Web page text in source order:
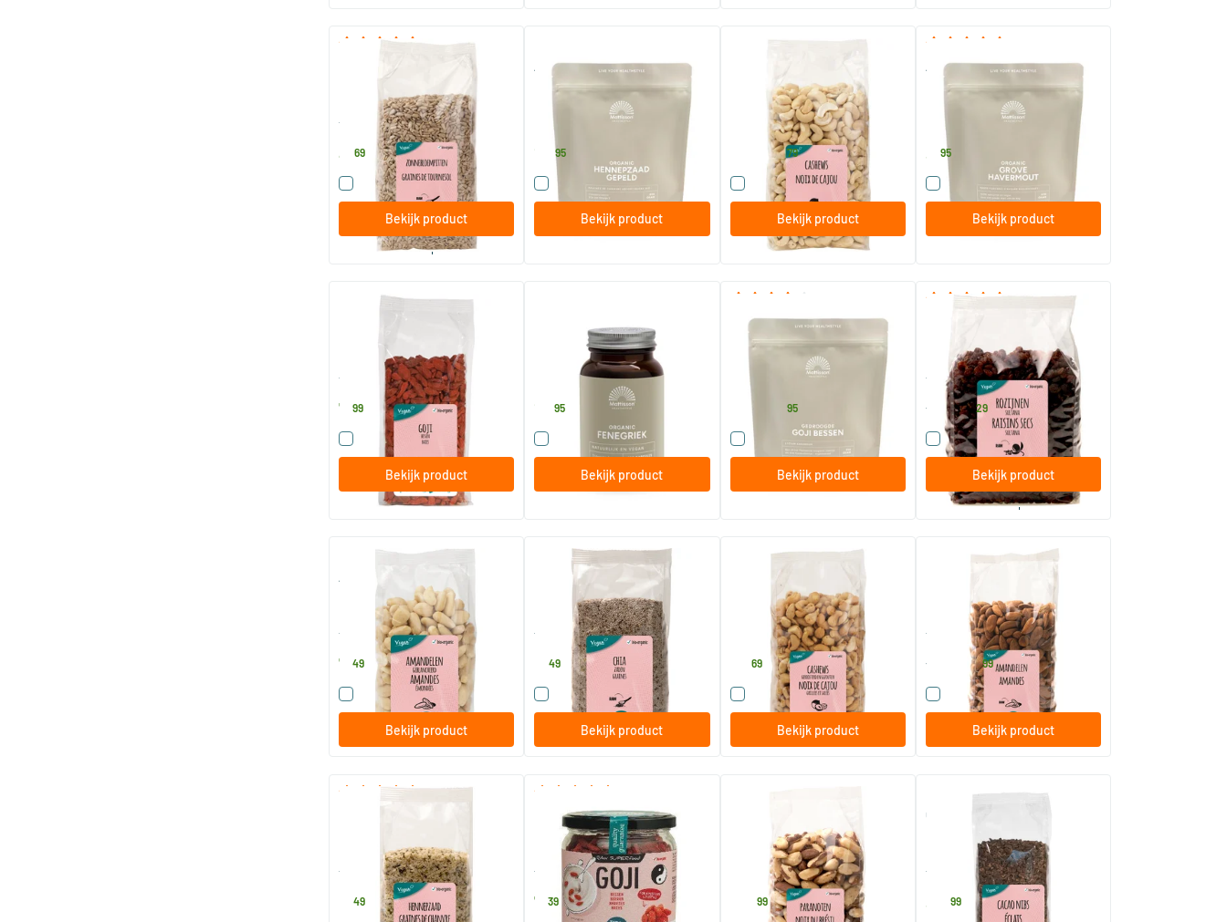
(2)
RAW Zonnebloempit
750 gram
TerraSana
4 69
Vergelijk dit product
Bekijk product
bestel per 2
Absolute Hennepzaad Gepeld
800 gram
Mattisson Healthstyle
.95
Vergelijk dit product
Bekijk product
zonder zout
750 gram
TerraSana
16.79
Vergelijk dit product
Bekijk product
Absolute havermout grof bio
400 gram
Mattisson Healthstyle
3 95
Vergelijk dit product
Bekijk product
225 gram
TerraSana
7 99
Vergelijk dit product
Bekijk product
120 vegicaps
Mattisson Healthstyle
.95
Vergelijk dit product
Bekijk product
Goji Bessen gedroogd
350/​1000 gram
Mattisson Healthstyle
vanaf 95
Vergelijk dit product
Bekijk product
(1)
500/​1000 gram
TerraSana
vanaf8.29
Vergelijk dit product
Bekijk product
bestel per 2
Amandelen wit
250 gram
TerraSana
7 49
Vergelijk dit product
Bekijk product
RAW Chia zaad wit
300 gram
TerraSana
.49
Vergelijk dit product
Bekijk product
Cashewnoten geroosterd met
750 gram
TerraSana
69
Vergelijk dit product
Bekijk product
750 gram
TerraSana
vanaf 18.99
Vergelijk dit product
Bekijk product
(2)
250 gram
TerraSana
49
RAW goji bessen in glas
200 gram
TerraSana
7 .39
800 gram
TerraSana
99
Cacao nibs
500 gram
TerraSana
30 99